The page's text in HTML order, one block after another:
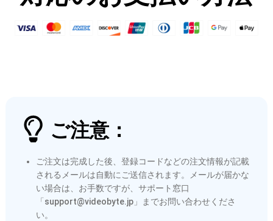
ご注意：
ご注文は完成した後、登録コードなどの注文情報が記載
されるメールは自動にご送信されます。メールが届かな
い場合は、お手数ですが、サポート窓口
「support@videobyte.jp」までお問い合わせくださ
い。